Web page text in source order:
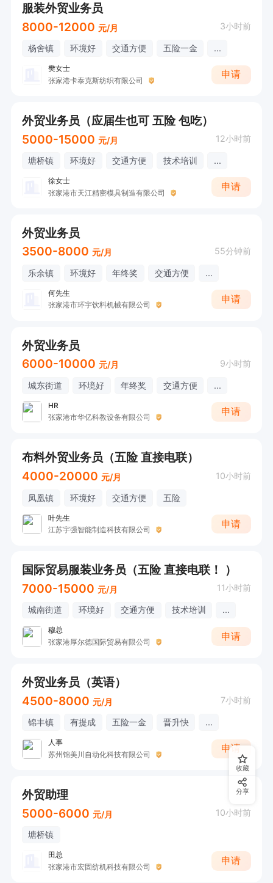
服装外贸业务员
8000-12000 元/月 3小时前
杨舍镇 环境好 交通方便 五险一金 ...
樊女士
张家港卡泰克斯纺织有限公司
申请
外贸业务员（应届生也可 五险 包吃）
5000-15000 元/月 12小时前
塘桥镇 环境好 交通方便 技术培训 ...
徐女士
张家港市天江精密模具制造有限公司
申请
外贸业务员
3500-8000 元/月 55分钟前
乐余镇 环境好 年终奖 交通方便 ...
何先生
张家港市环宇饮料机械有限公司
申请
外贸业务员
6000-10000 元/月 9小时前
城东街道 环境好 年终奖 交通方便 ...
HR
张家港市华亿科教设备有限公司
申请
布料外贸业务员（五险 直接电联）
4000-20000 元/月 10小时前
凤凰镇 环境好 交通方便 五险
叶先生
江苏宇强智能制造科技有限公司
申请
国际贸易服装业务员（五险 直接电联！ ）
7000-15000 元/月 11小时前
城南街道 环境好 交通方便 技术培训 ...
穆总
张家港厚尔德国际贸易有限公司
申请
外贸业务员（英语）
4500-8000 元/月 7小时前
锦丰镇 有提成 五险一金 晋升快 ...
人事
苏州锦美川自动化科技有限公司
申请
外贸助理
5000-6000 元/月 10小时前
塘桥镇
田总
张家港市宏固纺机科技有限公司
申请
收藏
分享